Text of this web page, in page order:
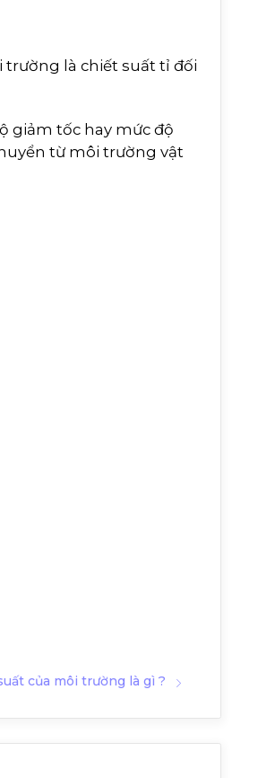
trường là chiết suất tỉ đối
giảm tốc hay mức độ
từ môi trường vật
của môi trường là gì ?